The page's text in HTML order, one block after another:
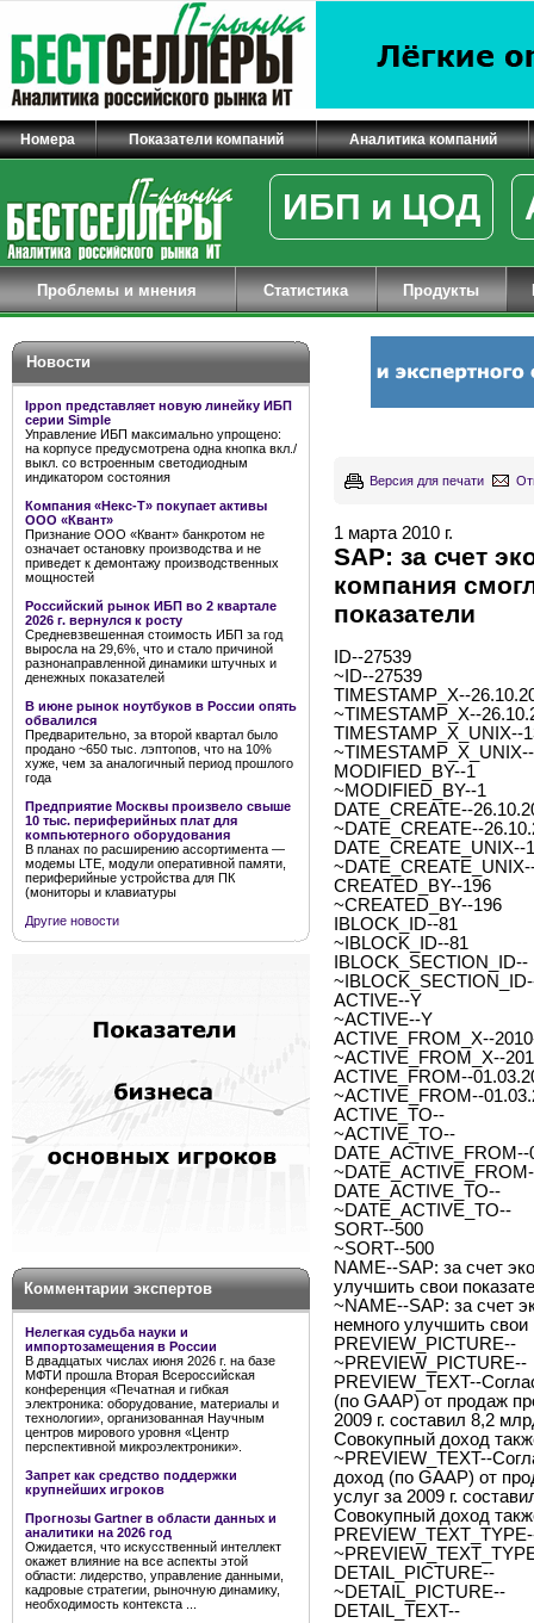
Номера Показатели компаний Аналитика компаний
ИБП и ЦОД
Проблемы и мнения Статистика Продукты
Новости
Ippon представляет новую линейку ИБП
серии Simple
Управление ИБП максимально упрощено:
на корпусе предусмотрена одна кнопка вкл./
выкл. со встроенным светодиодным
индикатором состояния
Компания «Некс-Т» покупает активы
ООО «Квант»
Признание ООО «Квант» банкротом не
означает остановку производства и не
приведет к демонтажу производственных
мощностей
Российский рынок ИБП во 2 квартале
2026 г. вернулся к росту
Средневзвешенная стоимость ИБП за год
выросла на 29,6%, что и стало причиной
разнонаправленной динамики штучных и
денежных показателей
В июне рынок ноутбуков в России опять
обвалился
Предварительно, за второй квартал было
продано ~650 тыс. лэптопов, что на 10%
хуже, чем за аналогичный период прошлого
года
Предприятие Москвы произвело свыше
10 тыс. периферийных плат для
компьютерного оборудования
В планах по расширению ассортимента —
модемы LTE, модули оперативной памяти,
периферийные устройства для ПК
(мониторы и клавиатуры
Другие новости
Комментарии экспертов
Нелегкая судьба науки и
импортозамещения в России
В двадцатых числах июня 2026 г. на базе
МФТИ прошла Вторая Всероссийская
конференция «Печатная и гибкая
электроника: оборудование, материалы и
технологии», организованная Научным
центров мирового уровня «Центр
перспективной микроэлектроники».
Запрет как средство поддержки
крупнейших игроков
Прогнозы Gartner в области данных и
аналитики на 2026 год
Ожидается, что искусственный интеллект
окажет влияние на все аспекты этой
области: лидерство, управление данными,
кадровые стратегии, рыночную динамику,
необходимость контекста ...
Версия для печати
1 марта 2010 г.
SAP: за счет
компания
показатели
ID--27539
~ID--27539
TIMESTAMP_X--
~TIMESTAMP_X--
TIMESTAMP_X_UNIX--
MODIFIED_BY--1
~MODIFIED_BY--1
DATE_CREATE--
~DATE_CREATE--
DATE_CREATE_UNIX--
CREATED_BY--196
~CREATED_BY--196
IBLOCK_ID--81
~IBLOCK_ID--81
IBLOCK_SECTION_ID--
ACTIVE--Y
~ACTIVE--Y
ACTIVE_FROM_X--
~ACTIVE_FROM_X--
ACTIVE_FROM--
~ACTIVE_FROM--
ACTIVE_TO--
~ACTIVE_TO--
DATE_ACTIVE_FROM--
DATE_ACTIVE_TO--
~DATE_ACTIVE_TO--
SORT--500
~SORT--500
NAME--SAP: за счет
улучшить свои
~NAME--SAP: за счет
немного улучшить свои
PREVIEW_PICTURE--
~PREVIEW_PICTURE--
PREVIEW_TEXT--
(по GAAP) от продаж
2009 г. составил 8,2
Совокупный доход
~PREVIEW_TEXT--
доход (по GAAP) от
услуг за 2009 г.
Совокупный доход
DETAIL_PICTURE--
~DETAIL_PICTURE--
DETAIL_TEXT--